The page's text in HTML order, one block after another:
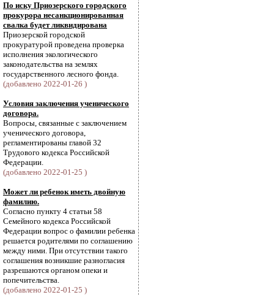
По иску Приозерского городского
прокурора несанкционированная
свалка будет ликвидирована
Приозерской городской
прокуратурой проведена проверка
исполнения экологического
законодательства на землях
государственного лесного фонда.
(добавлено 2022-01-26 )
Условия заключения ученического
договора.
Вопросы, связанные с заключением
ученического договора,
регламентированы главой 32
Трудового кодекса Российской
Федерации.
(добавлено 2022-01-25 )
Может ли ребенок иметь двойную
фамилию.
Согласно пункту 4 статьи 58
Семейного кодекса Российской
Федерации вопрос о фамилии ребенка
решается родителями по соглашению
между ними. При отсутствии такого
соглашения возникшие разногласия
разрешаются органом опеки и
попечительства.
(добавлено 2022-01-25 )